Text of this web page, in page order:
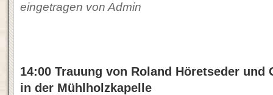
eingetragen von Admin
14:00 Trauung von Roland Höretseder
in der Mühlholzkapelle